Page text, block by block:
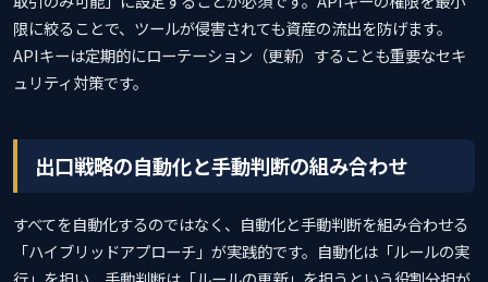
限に絞ることで、ツールが侵害されても資産の流出を防げます。
APIキーは定期的にローテーション（更新）することも重要なセキ
ュリティ対策です。
出口戦略の自動化と手動判断の組み合わせ
すべてを自動化するのではなく、自動化と手動判断を組み合わせる
「ハイブリッドアプローチ」が実践的です。自動化は「ルールの実